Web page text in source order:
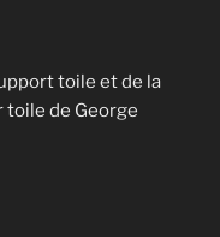
toile et de la
toile de George